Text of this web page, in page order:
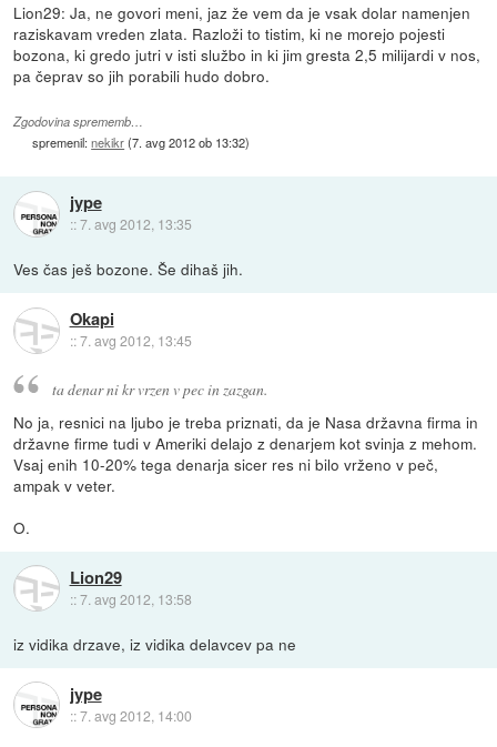
Lion29: Ja, ne govori meni, jaz že vem da je vsak dolar namenjen
raziskavam vreden zlata. Razloži to tistim, ki ne morejo pojesti
bozona, ki gredo jutri v isti službo in ki jim gresta 2,5 milijardi v nos,
pa čeprav so jih porabili hudo dobro.
Zgodovina sprememb…
spremenil:nekikr(7. avg 2012 ob 13:32)
jype
::7. avg 2012, 13:35
Ves čas ješ bozone. Še dihaš jih.
Okapi
::7. avg 2012, 13:45
ta denar ni kr vrzen v pec in zazgan.
No ja, resnici na ljubo je treba priznati, da je Nasa državna firma in
državne firme tudi v Ameriki delajo z denarjem kot svinja z mehom.
Vsaj enih 10-20% tega denarja sicer res ni bilo vrženo v peč,
ampak v veter.
O.
Lion29
::7. avg 2012, 13:58
iz vidika drzave, iz vidika delavcev pa ne
jype
::7. avg 2012, 14:00